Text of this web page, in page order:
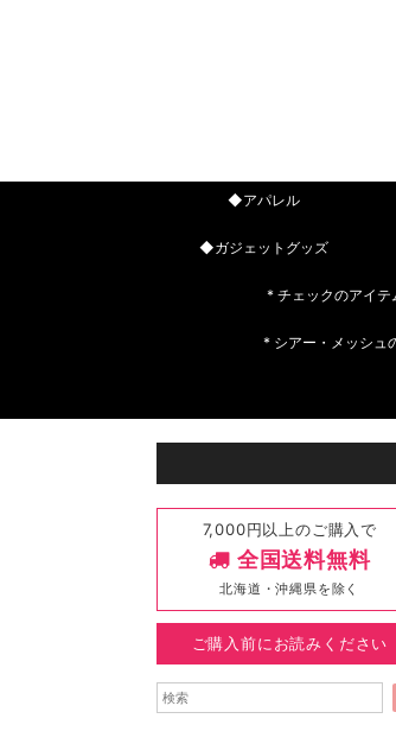
◆アパレル
◆ガジェットグッズ
* チェックのアイテ
* シアー・メッシュ
7,000円以上のご購入で
全国送料無料
北海道・沖縄県を除く
ご購入前にお読みください